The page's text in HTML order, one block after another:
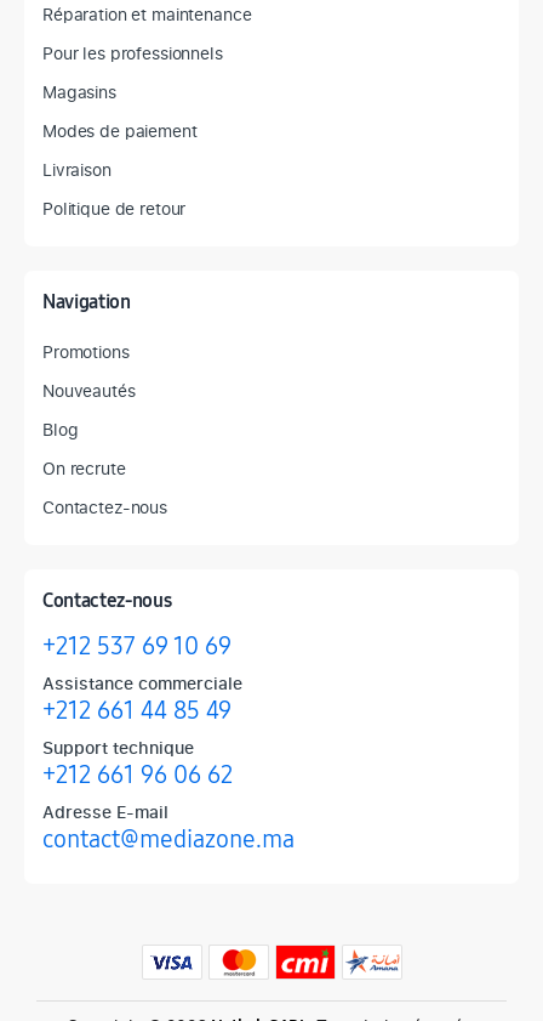
Réparation et maintenance
Pour les professionnels
Magasins
Modes de paiement
Livraison
Politique de retour
Navigation
Promotions
Nouveautés
Blog
On recrute
Contactez-nous
Contactez-nous
+212 537 69 10 69
Assistance commerciale
+212 661 44 85 49
Support technique
+212 661 96 06 62
Adresse E-mail
contact@mediazone.ma
Produits phares chez Mediazone
Retrouvez chez Mediazone les références incontournables :